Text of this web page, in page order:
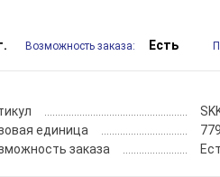
Возможность заказа: Есть
единица
779
заказа